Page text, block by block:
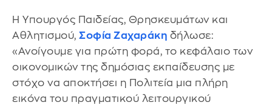
Η Υπουργός Παιδείας, Θρησκευμάτων και
Αθλητισμού, Σοφία Ζαχαράκη δήλωσε:
«Ανοίγουμε για πρώτη φορά, το κεφάλαιο των
οικονομικών της δημόσιας εκπαίδευσης με
στόχο να αποκτήσει η Πολιτεία μια πλήρη
εικόνα του πραγματικού λειτουργικού